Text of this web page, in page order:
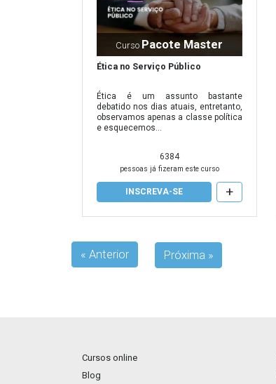
Curso Pacote Master
Ética no Serviço Público
Ética é um assunto bastante
debatido nos dias atuais, entretanto,
observamos apenas a classe política
e esquecemos...
6384
pessoas já fizeram este curso
INSCREVA-SE +
« Anterior Próxima »
Cursos online
Blog